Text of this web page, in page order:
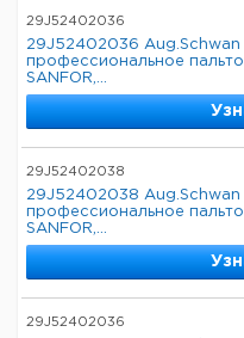
29J52402036
29J52402036 Aug.Schwan
профессиональное
SANFOR,...
29J52402038
29J52402038 Aug.Schwan
профессиональное
SANFOR,...
29J52402036